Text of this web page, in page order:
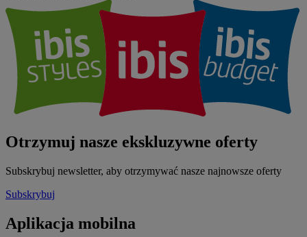
Otrzymuj nasze ekskluzywne oferty
Subskrybuj newsletter, aby otrzymywać nasze najnowsze oferty
Subskrybuj
Aplikacja mobilna